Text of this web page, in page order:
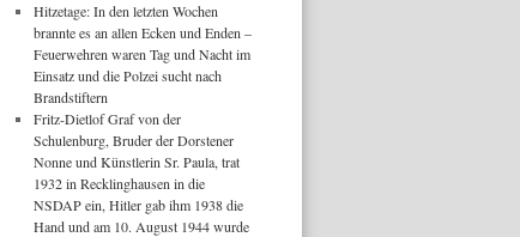
Hitzetage: In den letzten Wochen
brannte es an allen Ecken und Enden –
Feuerwehren waren Tag und Nacht im
Einsatz und die Polzei sucht nach
Brandstiftern
Fritz-Dietlof Graf von der
Schulenburg, Bruder der Dorstener
Nonne und Künstlerin Sr. Paula, trat
1932 in Recklinghausen in die
NSDAP ein, Hitler gab ihm 1938 die
Hand und am 10. August 1944 wurde